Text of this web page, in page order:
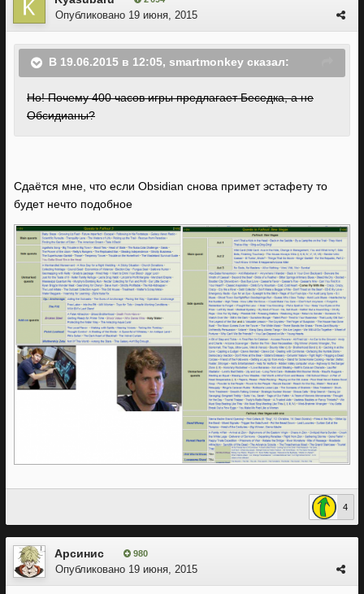
Опубликовано 19 июня, 2015
В 19.06.2015 в 12:05, smartmonkey сказал:
Но! Почему 400 часов игры предлагает Беседка, а не
Обсидианы?
Сдаётся мне, что если Obsidian снова примет эстафету то
будет нечто подобное
4
Арсинис 980
Опубликовано 19 июня, 2015